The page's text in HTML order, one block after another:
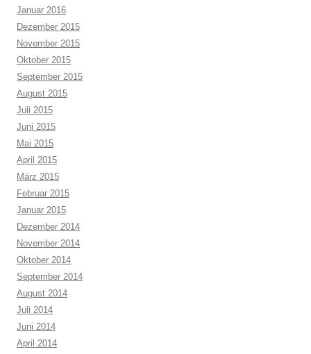
Januar 2016
Dezember 2015
November 2015
Oktober 2015
September 2015
August 2015
Juli 2015
Juni 2015
Mai 2015
April 2015
März 2015
Februar 2015
Januar 2015
Dezember 2014
November 2014
Oktober 2014
September 2014
August 2014
Juli 2014
Juni 2014
April 2014